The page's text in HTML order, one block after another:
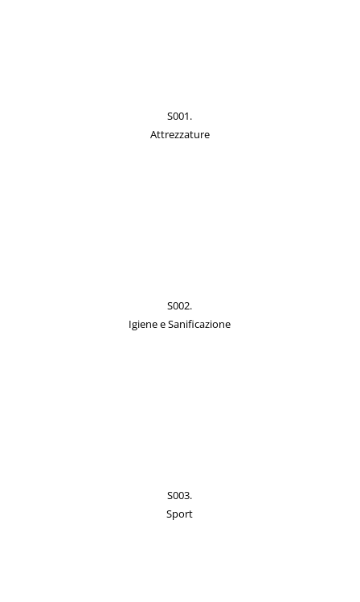
S001.
Attrezzature
S002.
Igiene e Sanificazione
S003.
Sport